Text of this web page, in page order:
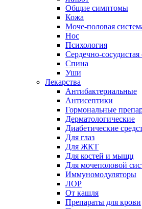
Общие симптомы
Кожа
Моче-половая
Нос
Психология
Сердечно-сосудистая
Спина
Уши
Лекарства
Антибактериальные
Антисептики
Гормональные
Дерматологические
Диабетические
Для глаз
Для ЖКТ
Для костей и мыщц
Для мочеполовой
Иммуномодуляторы
ЛОР
От кашля
Препараты для крови